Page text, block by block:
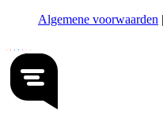
Algemene voorwaarden